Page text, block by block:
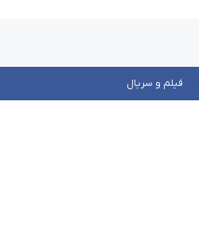
فیلم و سریال